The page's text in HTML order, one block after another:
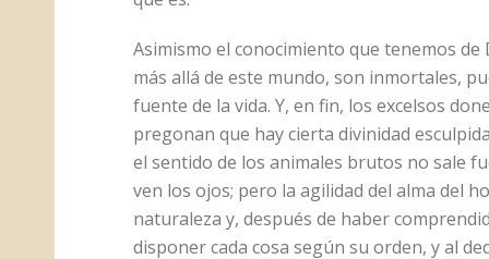
Asimismo el conocimiento que tenemos
más allá de este mundo, son inmortales,
fuente de la vida. Y, en fin, los excelsos
pregonan que hay cierta divinidad
el sentido de los animales brutos no sale
ven los ojos; pero la agilidad del alma del
naturaleza y, después de haber
disponer cada cosa según su orden, y al